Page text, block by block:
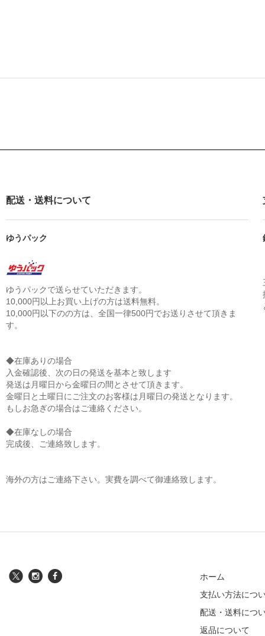
配送・送料について
ゆうパック
ゆうパックで送らせていただきます。
10,000円以上お買い上げの方は送料無料。
10,000円以下のの方は、全国一律500円でお送りさせて頂きま
す。
◆在庫ありの場合
入金確認後、次の日の発送を基本と致します
発送は月曜日から金曜日の間とさせて頂きます。
金曜日と土曜日にご注文のお客様は月曜日の発送となります。
もしお急ぎの場合はご連絡ください。
◆在庫なしの場合
完成後、ご連絡致します。
海外の方はご連絡下さい。実費を調べて御連絡致します。
ホーム
支払い方法につ
配送・送料につ
返品について